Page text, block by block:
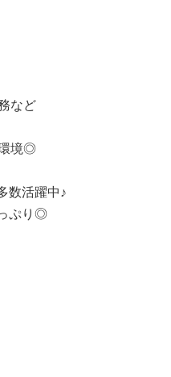
など
境◎
数活躍中♪
ぷり◎